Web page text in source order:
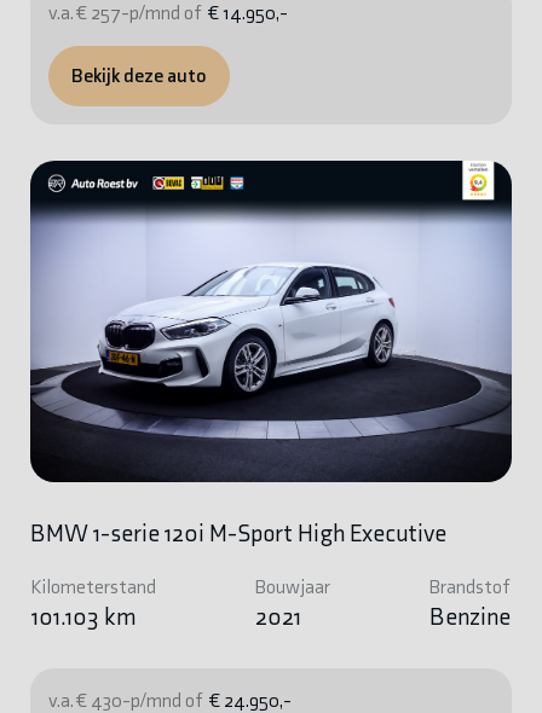
v.a. € 257-p/mnd of € 14.950,-
Bekijk deze auto
BMW 1-serie 120i M-Sport High Executive
Kilometerstand
101.103 km
Bouwjaar
2021
Brandstof
Benzine
v.a. € 430-p/mnd of € 24.950,-